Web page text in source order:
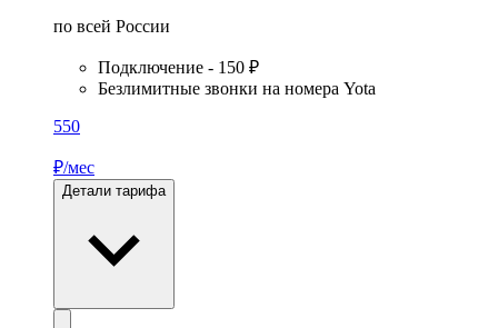
по всей России
Подключение - 150 ₽
Безлимитные звонки на номера Yota
550
₽/мес
Детали тарифа